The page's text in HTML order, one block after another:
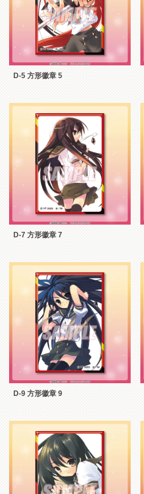
D-5 方形徽章 5
D-7 方形徽章 7
D-9 方形徽章 9